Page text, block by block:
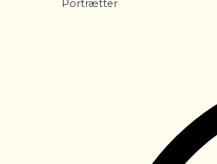
Portrætter